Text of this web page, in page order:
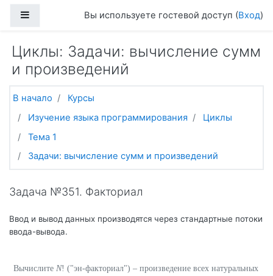
Боковая панельВы используете гостевой доступ (Вход)
Циклы: Задачи: вычисление сумм
и произведений
В начало
Курсы
Изучение языка программирования
Циклы
Тема 1
Задачи: вычисление сумм и произведений
Задача №351. Факториал
Ввод и вывод данных производятся через стандартные потоки
ввода-вывода.
Вычислите N! ("эн-факториал") – произведение всех натуральных